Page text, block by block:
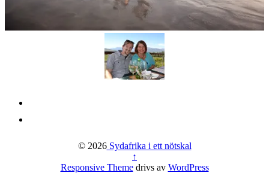
© 2026Sydafrika i ett nötskal
↑
Responsive Themedrivs av WordPress